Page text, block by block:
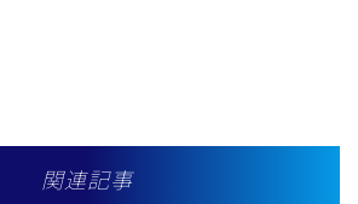
関連記事